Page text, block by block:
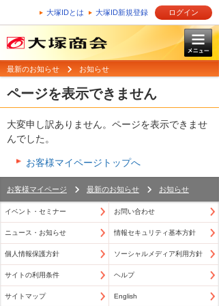
大塚IDとは 大塚ID新規登録 ログイン
最新のお知らせ お知らせ
ページを表示できません
大変申し訳ありません。ページを表示できませ
んでした。
お客様マイページトップへ
お客様マイページ 最新のお知らせ お知らせ
イベント・セミナー お問い合わせ
ニュース・お知らせ 情報セキュリティ基本方針
個人情報保護方針 ソーシャルメディア利用方針
サイトの利用条件 ヘルプ
サイトマップ English